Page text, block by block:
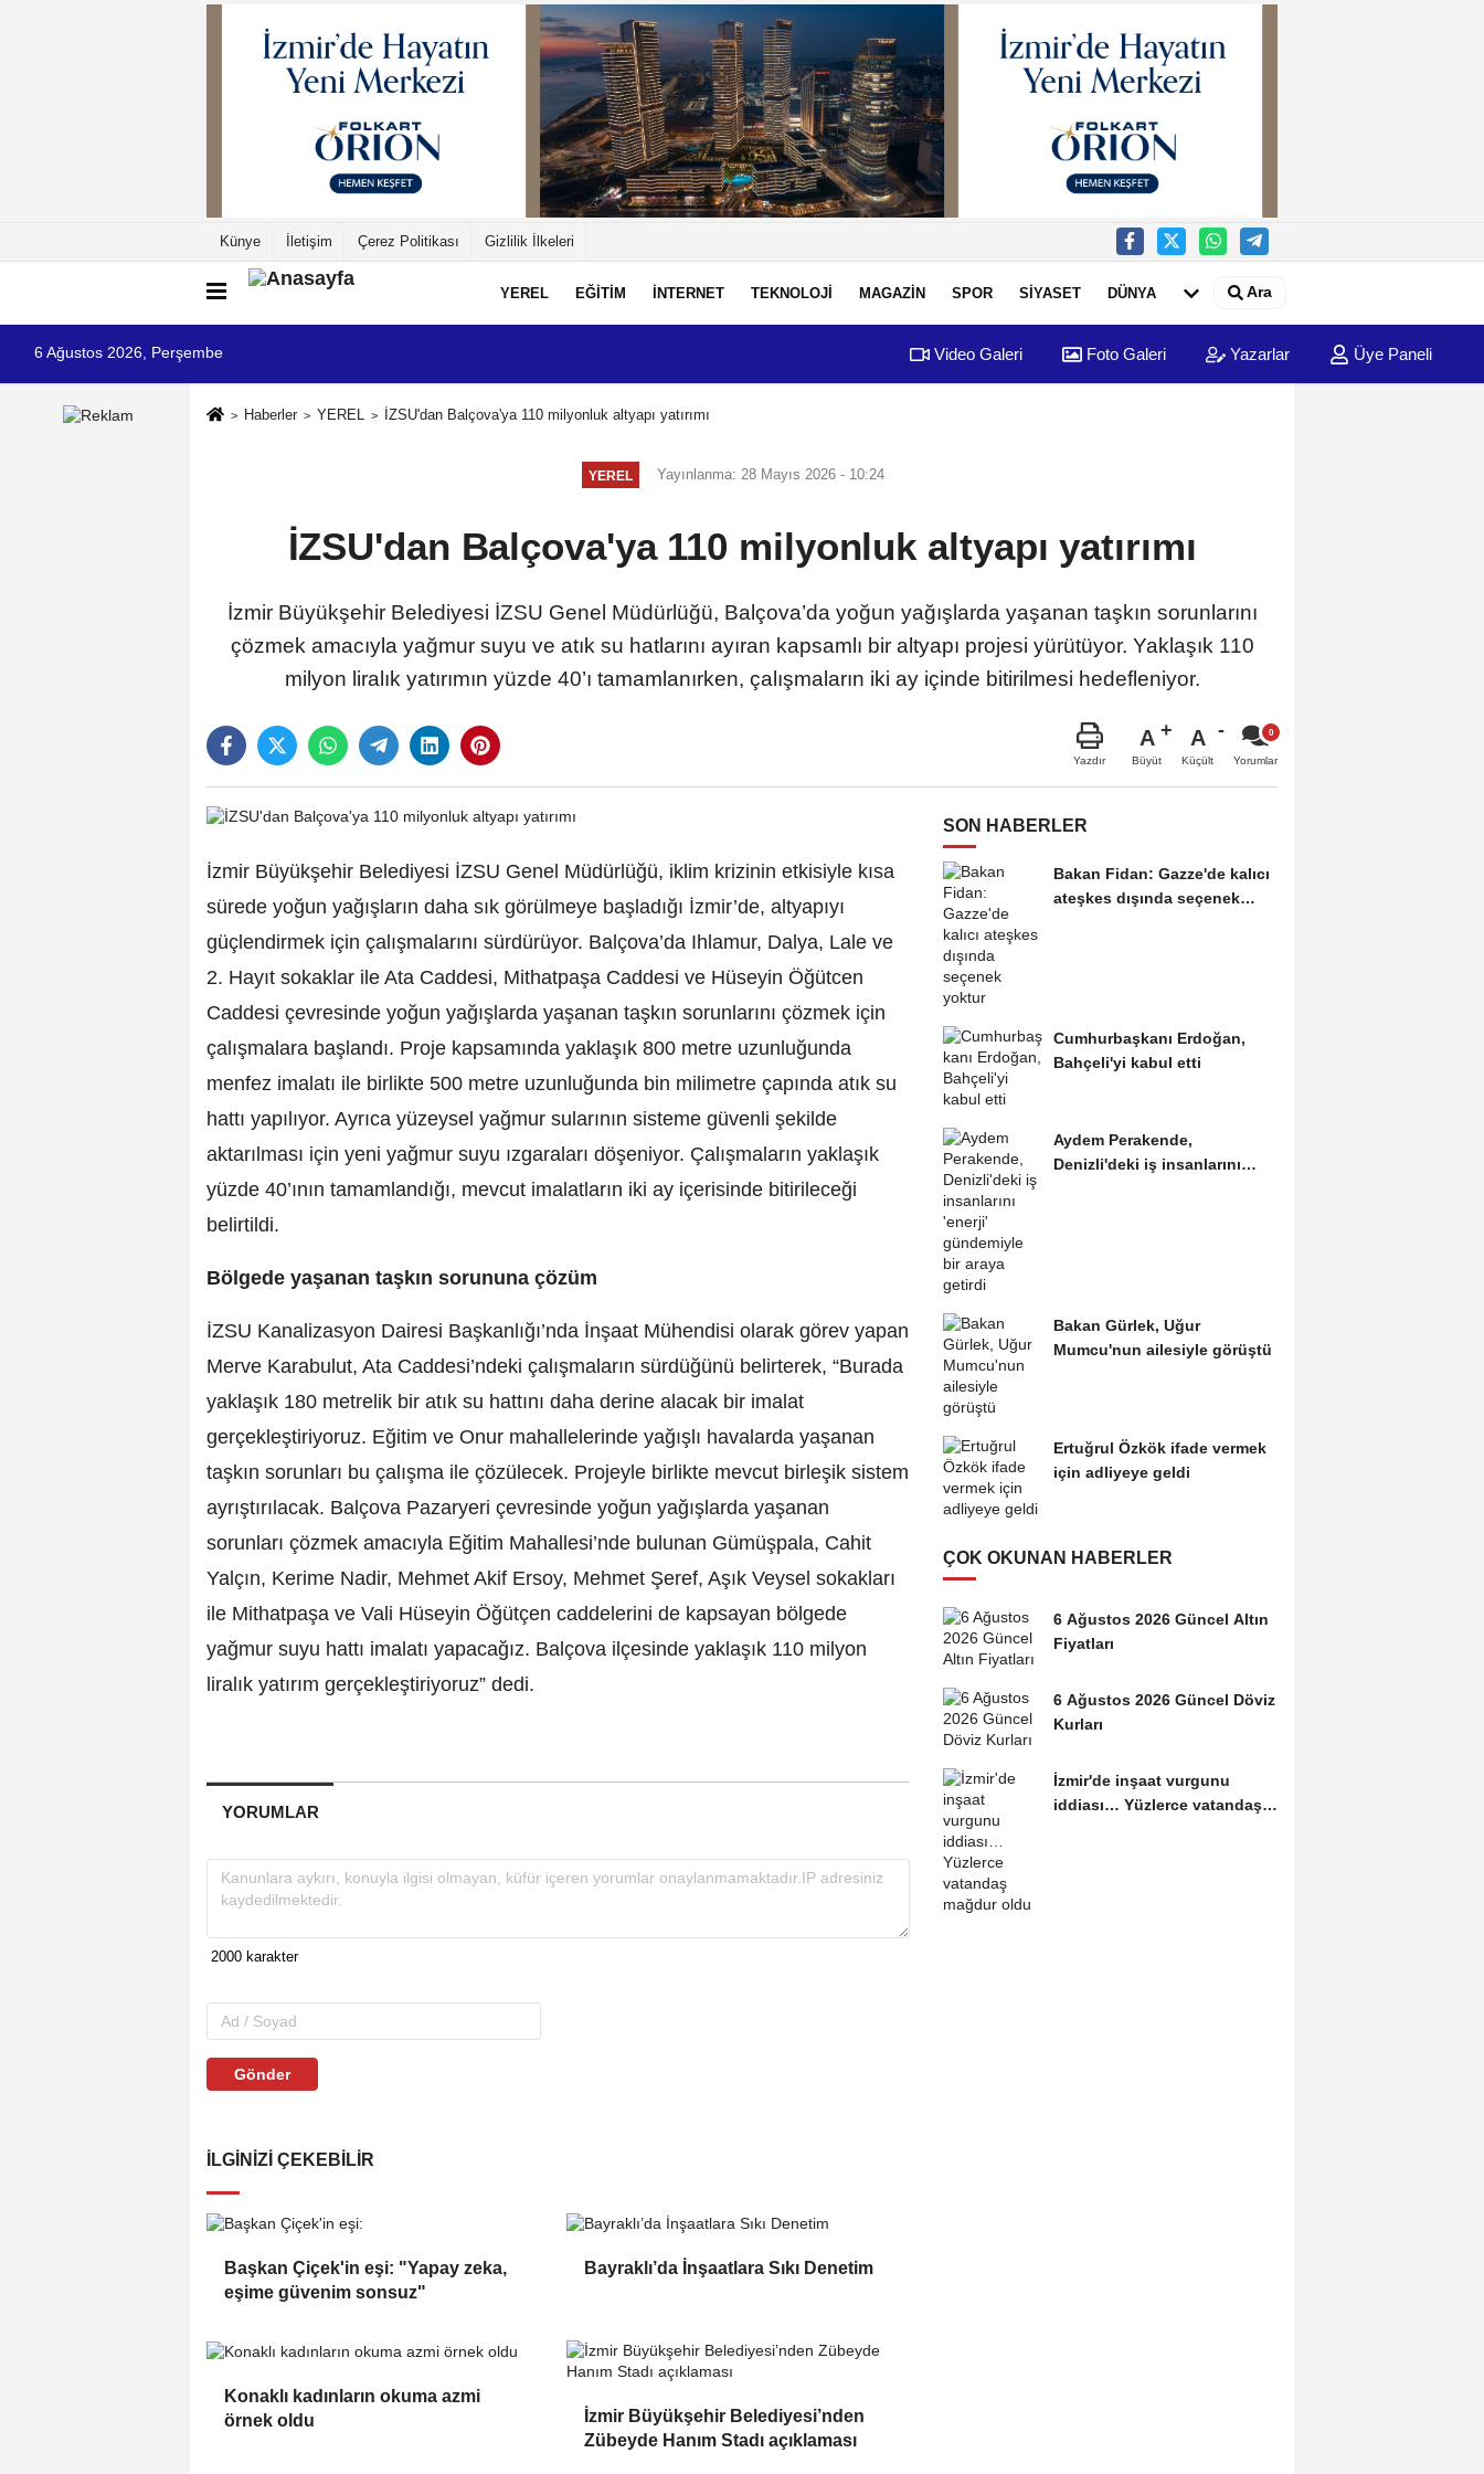
Künye İletişim Çerez Politikası Gizlilik İlkeleri
YEREL EĞİTİM İNTERNET TEKNOLOJİ MAGAZİN SPOR SİYASET DÜNYA Ara
6 Ağustos 2026, Perşembe Video Galeri Foto Galeri Yazarlar Üye Paneli
Haberler YEREL İZSU'dan Balçova'ya 110 milyonluk altyapı yatırımı
YEREL Yayınlanma: 28 Mayıs 2026 - 10:24
İZSU'dan Balçova'ya 110 milyonluk altyapı yatırımı
İzmir Büyükşehir Belediyesi İZSU Genel Müdürlüğü, Balçova’da yoğun yağışlarda yaşanan taşkın sorunlarını
çözmek amacıyla yağmur suyu ve atık su hatlarını ayıran kapsamlı bir altyapı projesi yürütüyor. Yaklaşık 110
milyon liralık yatırımın yüzde 40’ı tamamlanırken, çalışmaların iki ay içinde bitirilmesi hedefleniyor.
Yazdır
A
Büyüt
A
Küçült Yorumlar
İzmir Büyükşehir Belediyesi İZSU Genel Müdürlüğü, iklim krizinin etkisiyle kısa
sürede yoğun yağışların daha sık görülmeye başladığı İzmir’de, altyapıyı
güçlendirmek için çalışmalarını sürdürüyor. Balçova’da Ihlamur, Dalya, Lale ve
2. Hayıt sokaklar ile Ata Caddesi, Mithatpaşa Caddesi ve Hüseyin Öğütcen
Caddesi çevresinde yoğun yağışlarda yaşanan taşkın sorunlarını çözmek için
çalışmalara başlandı. Proje kapsamında yaklaşık 800 metre uzunluğunda
menfez imalatı ile birlikte 500 metre uzunluğunda bin milimetre çapında atık su
hattı yapılıyor. Ayrıca yüzeysel yağmur sularının sisteme güvenli şekilde
aktarılması için yeni yağmur suyu ızgaraları döşeniyor. Çalışmaların yaklaşık
yüzde 40’ının tamamlandığı, mevcut imalatların iki ay içerisinde bitirileceği
belirtildi.
Bölgede yaşanan taşkın sorununa çözüm
İZSU Kanalizasyon Dairesi Başkanlığı’nda İnşaat Mühendisi olarak görev yapan
Merve Karabulut, Ata Caddesi’ndeki çalışmaların sürdüğünü belirterek, “Burada
yaklaşık 180 metrelik bir atık su hattını daha derine alacak bir imalat
gerçekleştiriyoruz. Eğitim ve Onur mahallelerinde yağışlı havalarda yaşanan
taşkın sorunları bu çalışma ile çözülecek. Projeyle birlikte mevcut birleşik sistem
ayrıştırılacak. Balçova Pazaryeri çevresinde yoğun yağışlarda yaşanan
sorunları çözmek amacıyla Eğitim Mahallesi’nde bulunan Gümüşpala, Cahit
Yalçın, Kerime Nadir, Mehmet Akif Ersoy, Mehmet Şeref, Aşık Veysel sokakları
ile Mithatpaşa ve Vali Hüseyin Öğütçen caddelerini de kapsayan bölgede
yağmur suyu hattı imalatı yapacağız. Balçova ilçesinde yaklaşık 110 milyon
liralık yatırım gerçekleştiriyoruz” dedi.
YORUMLAR
Gönder
İLGINIZI ÇEKEBILIR
Başkan Çiçek'in eşi: "Yapay zeka,
eşime güvenim sonsuz"
Bayraklı’da İnşaatlara Sıkı Denetim
Konaklı kadınların okuma azmi
örnek oldu
İzmir Büyükşehir Belediyesi’nden
Zübeyde Hanım Stadı açıklaması
SON HABERLER
Bakan Fidan: Gazze'de kalıcı
ateşkes dışında seçenek
Cumhurbaşkanı Erdoğan,
Bahçeli'yi kabul etti
Aydem Perakende,
Denizli'deki iş insanlarını
Bakan Gürlek, Uğur
Mumcu'nun ailesiyle görüştü
Ertuğrul Özkök ifade vermek
için adliyeye geldi
ÇOK OKUNAN HABERLER
6 Ağustos 2026 Güncel Altın
Fiyatları
6 Ağustos 2026 Güncel Döviz
Kurları
İzmir'de inşaat vurgunu
iddiası… Yüzlerce vatandaş